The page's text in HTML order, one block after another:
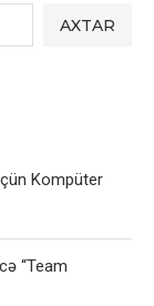
AXTAR
Kompüter
“Team